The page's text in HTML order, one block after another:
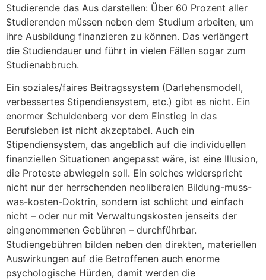
Studierende das Aus darstellen: Über 60 Prozent aller
Studierenden müssen neben dem Studium arbeiten, um
ihre Ausbildung finanzieren zu können. Das verlängert
die Studiendauer und führt in vielen Fällen sogar zum
Studienabbruch.
Ein soziales/faires Beitragssystem (Darlehensmodell,
verbessertes Stipendiensystem, etc.) gibt es nicht. Ein
enormer Schuldenberg vor dem Einstieg in das
Berufsleben ist nicht akzeptabel. Auch ein
Stipendiensystem, das angeblich auf die individuellen
finanziellen Situationen angepasst wäre, ist eine Illusion,
die Proteste abwiegeln soll. Ein solches widerspricht
nicht nur der herrschenden neoliberalen Bildung-muss-
was-kosten-Doktrin, sondern ist schlicht und einfach
nicht – oder nur mit Verwaltungskosten jenseits der
eingenommenen Gebühren – durchführbar.
Studiengebühren bilden neben den direkten, materiellen
Auswirkungen auf die Betroffenen auch enorme
psychologische Hürden, damit werden die